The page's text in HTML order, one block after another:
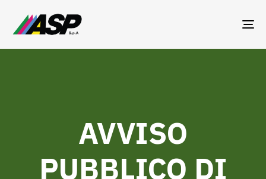
AVVISO
PUBBLICO DI